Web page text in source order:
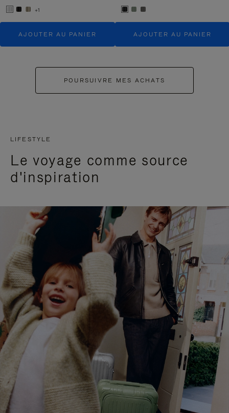
+1
AJOUTER AU PANIER AJOUTER AU PANIER
POURSUIVRE MES ACHATS
LIFESTYLE
Le voyage comme source
d'inspiration